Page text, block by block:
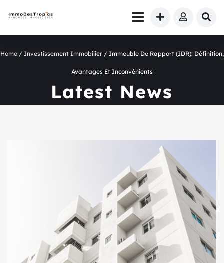
Home/ Investissement Immobilier/ Immeuble De Rapport (IDR): Définition,
Avantages Et Inconvénients
Latest News